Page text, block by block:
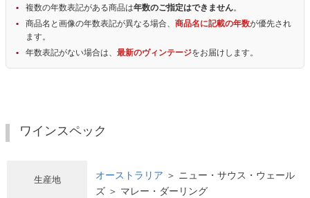
複数の年数表記がある商品は年数のご指定はできません。
商品名と画像の年数表記が異なる場合、 商品名に記載の年数が優先され
ます。
年数表記がない場合は、 最新のヴィンテージをお届けします。
ワインスペック
生産地 オーストラリア ＞ ニュー・サウス・ウェール
ズ ＞ マレー・ダーリング